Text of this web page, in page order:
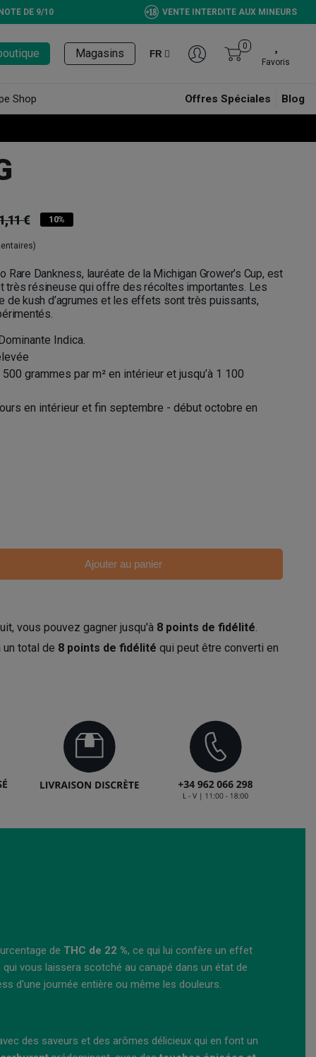
DE 9/10 VENTE INTERDITE AUX MINEURS
Magasins FR
0
Favoris
Shop Offres Spéciales Blog
€ 10%
Rare Dankness, lauréate de la Michigan Grower’s Cup, est
très résineuse qui offre des récoltes importantes. Les
de kush d’agrumes et les effets sont très puissants,
Indica.
grammes par m² en intérieur et jusqu’à 1 100
en intérieur et fin septembre - début octobre en
Ajouter au panier
vous pouvez gagner jusqu'à 8 points de fidélité.
un total de 8 points de fidélité qui peut être converti en
de THC de 22 %, ce qui lui confère un effet
qui vous laissera scotché au canapé dans un état de
d'une journée entière ou même les douleurs.
des saveurs et des arômes délicieux qui en font un